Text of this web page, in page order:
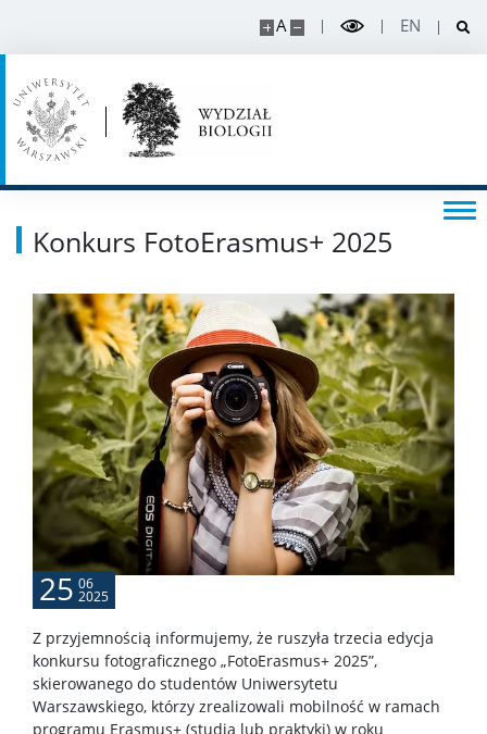
A EN
DOKTORANT
PRACOWNIK
Intranet
Szkolenia
USOS
SAP
APD
Konkurs FotoErasmus+ 2025
25 06
2025
Z przyjemnością informujemy, że ruszyła trzecia edycja
konkursu fotograficznego „FotoErasmus+ 2025”,
skierowanego do studentów Uniwersytetu
Warszawskiego, którzy zrealizowali mobilność w ramach
programu Erasmus+ (studia lub praktyki) w roku